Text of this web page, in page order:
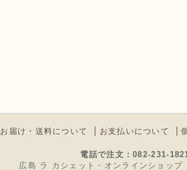
お届け・送料について お支払いについて
電話で注文：082-231-
広島 ラ カシェット・オンラインショッ